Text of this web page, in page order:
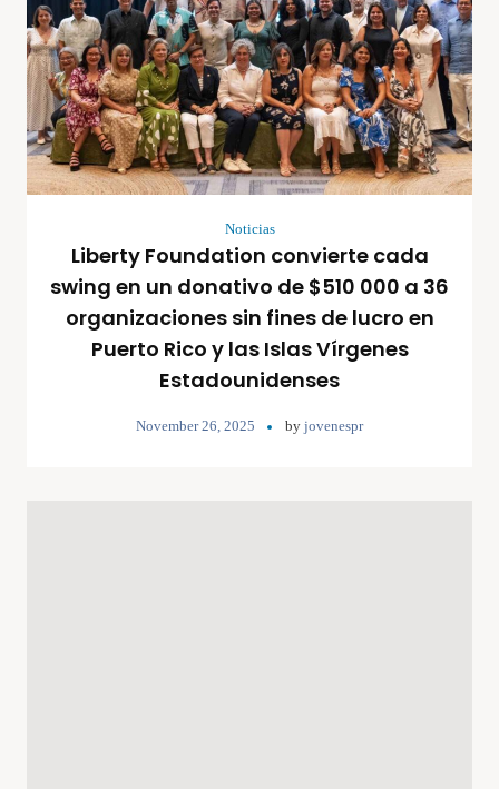
Noticias
Liberty Foundation convierte cada
swing en un donativo de $510 000 a 36
organizaciones sin fines de lucro en
Puerto Rico y las Islas Vírgenes
Estadounidenses
November 26, 2025 by jovenespr